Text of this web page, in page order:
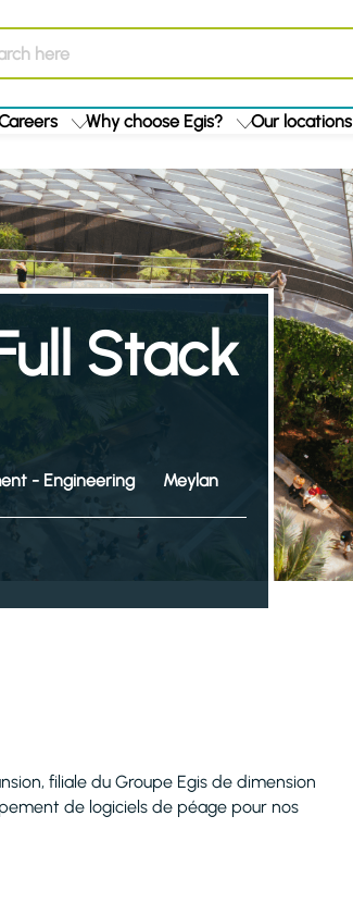
Why choose Egis? Our locations
Stack
- Engineering Meylan
filiale du Groupe Egis de dimension
de logiciels de péage pour nos